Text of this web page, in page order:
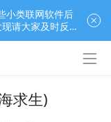
求生)
小类联网软件后
请大家及时反
用下载社区！